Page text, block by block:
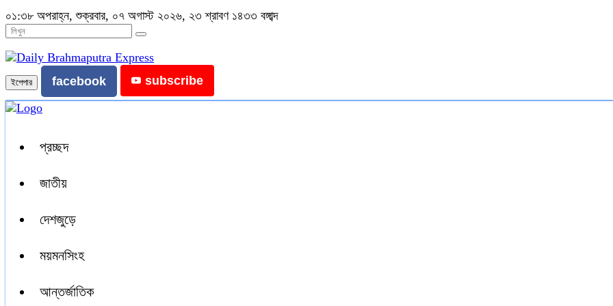
০১:৩৮ অপরাহ্ন, শুক্রবার, ০৭ অগাস্ট ২০২৬, ২৩ শ্রাবণ ১৪৩৩ বঙ্গাব্দ
ইপেপার facebook subscribe
প্রচ্ছদ
জাতীয়
দেশজুড়ে
ময়মনসিংহ
আন্তর্জাতিক